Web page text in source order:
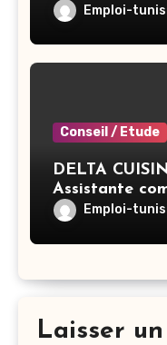
Emploi-
Conseil / Etude
DELTA
Assistante
Emploi-
Laisser